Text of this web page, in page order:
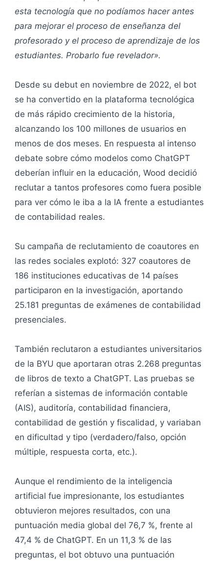
esta tecnología que no podíamos hacer antes
para mejorar el proceso de enseñanza del
profesorado y el proceso de aprendizaje de los
estudiantes. Probarlo fue revelador».
Desde su debut en noviembre de 2022, el bot
se ha convertido en la plataforma tecnológica
de más rápido crecimiento de la historia,
alcanzando los 100 millones de usuarios en
menos de dos meses. En respuesta al intenso
debate sobre cómo modelos como ChatGPT
deberían influir en la educación, Wood decidió
reclutar a tantos profesores como fuera posible
para ver cómo le iba a la IA frente a estudiantes
de contabilidad reales.
Su campaña de reclutamiento de coautores en
las redes sociales explotó: 327 coautores de
186 instituciones educativas de 14 países
participaron en la investigación, aportando
25.181 preguntas de exámenes de contabilidad
presenciales.
También reclutaron a estudiantes universitarios
de la BYU que aportaran otras 2.268 preguntas
de libros de texto a ChatGPT. Las pruebas se
referían a sistemas de información contable
(AIS), auditoría, contabilidad financiera,
contabilidad de gestión y fiscalidad, y variaban
en dificultad y tipo (verdadero/falso, opción
múltiple, respuesta corta, etc.).
Aunque el rendimiento de la inteligencia
artificial fue impresionante, los estudiantes
obtuvieron mejores resultados, con una
puntuación media global del 76,7 %, frente al
47,4 % de ChatGPT. En un 11,3 % de las
preguntas, el bot obtuvo una puntuación